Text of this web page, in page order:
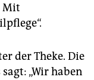
Mit
der Theke. Die
„Wir haben